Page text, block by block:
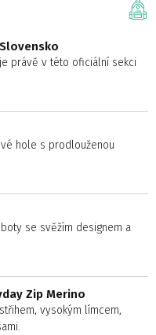
právě v této oficiální sekci
hole s prodlouženou
se svěžím designem a
Zip Merino
vysokým límcem,